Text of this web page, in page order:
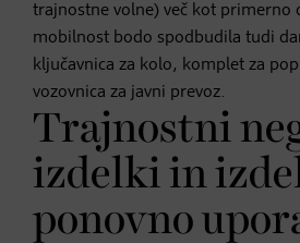
trajnostne volne) več kot primerno
mobilnost bodo spodbudila tudi
ključavnica za kolo, komplet za
vozovnica za javni prevoz.
Trajnostni
izdelki in
ponovno